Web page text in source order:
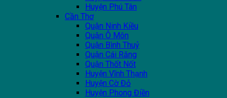
Huyện Phú Tân
Cần Thơ
Quận Ninh Kiều
Quận Ô Môn
Quận Bình Thuỷ
Quận Cái Răng
Quận Thốt Nốt
Huyện Vĩnh Thạnh
Huyện Cờ Đỏ
Huyện Phong Điền